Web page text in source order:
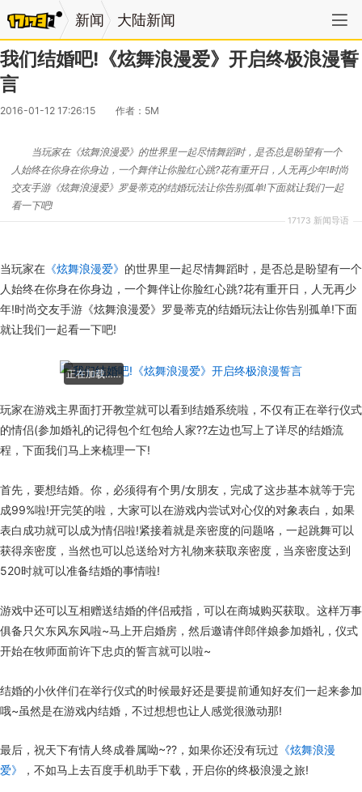
新闻 大陆新闻
我们结婚吧!《炫舞浪漫爱》开启终极浪漫誓
言
2016-01-12 17:26:15 作者：5M
17173 新闻导语
​当玩家在《炫舞浪漫爱》的世界里一起尽情舞蹈时，是否总是盼望有一个
人始终在你身在你身边，一个舞伴让你脸红心跳?花有重开日，人无再少年!时尚
交友手游《炫舞浪漫爱》罗曼蒂克的结婚玩法让你告别孤单!下面就让我们一起
看一下吧!
当玩家在 《炫舞浪漫爱》 的世界里一起尽情舞蹈时，是否总是盼望有一个
人始终在你身在你身边，一个舞伴让你脸红心跳?花有重开日，人无再少
年!时尚交友手游《炫舞浪漫爱》罗曼蒂克的结婚玩法让你告别孤单!下面
就让我们一起看一下吧!
正在加载……
玩家在游戏主界面打开教堂就可以看到结婚系统啦，不仅有正在举行仪式
的情侣(参加婚礼的记得包个红包给人家??左边也写上了详尽的结婚流
程，下面我们马上来梳理一下!
首先，要想结婚。你，必须得有个男/女朋友，完成了这步基本就等于完
成99%啦!开完笑的啦，大家可以在游戏内尝试对心仪的对象表白，如果
表白成功就可以成为情侣啦!紧接着就是亲密度的问题咯，一起跳舞可以
获得亲密度，当然也可以总送给对方礼物来获取亲密度，当亲密度达到
520时就可以准备结婚的事情啦!
游戏中还可以互相赠送结婚的伴侣戒指，可以在商城购买获取。这样万事
俱备只欠东风东风啦~马上开启婚房，然后邀请伴郎伴娘参加婚礼，仪式
开始在牧师面前许下忠贞的誓言就可以啦~
结婚的小伙伴们在举行仪式的时候最好还是要提前通知好友们一起来参加
哦~虽然是在游戏内结婚，不过想想也让人感觉很激动那!
最后，祝天下有情人终成眷属呦~??，如果你还没有玩过 《炫舞浪漫
爱》
，不如马上去百度手机助手下载，开启你的终极浪漫之旅!